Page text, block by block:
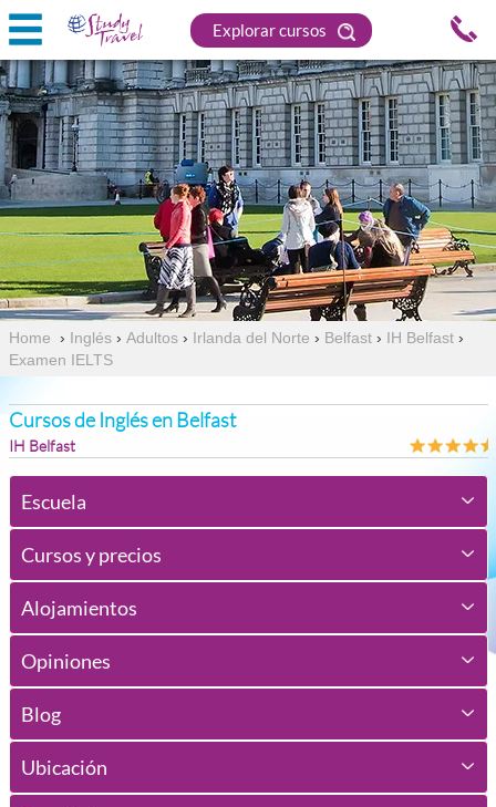
Explorar cursos
Home › Inglés › Adultos › Irlanda del Norte › Belfast › IH Belfast ›
Examen IELTS
Cursos de Inglés en Belfast
IH Belfast
Escuela
Cursos y precios
Alojamientos
Opiniones
Blog
Ubicación